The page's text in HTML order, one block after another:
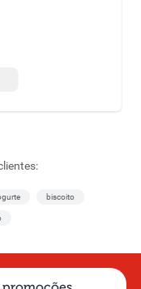
biscoito